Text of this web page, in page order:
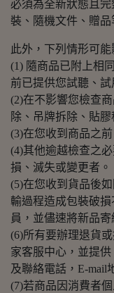
必須為全新狀態且
裝、隨機文件、贈品
此外，下列情形可能
(1) 隨商品已附上相
前已提供您試聽、試
(2)在不影響您檢查
除、吊牌拆除、貼
(3)在您收到商品之
(4)其他逾越檢查之
損、滅失或變更者。
(5)在您收到貨品後
輸過程造成包裝破
員，並儘速將新品寄
(6)所有要辦理退貨
家客服中心，並提
及聯絡電話，E-mail
(7)若商品因消費者